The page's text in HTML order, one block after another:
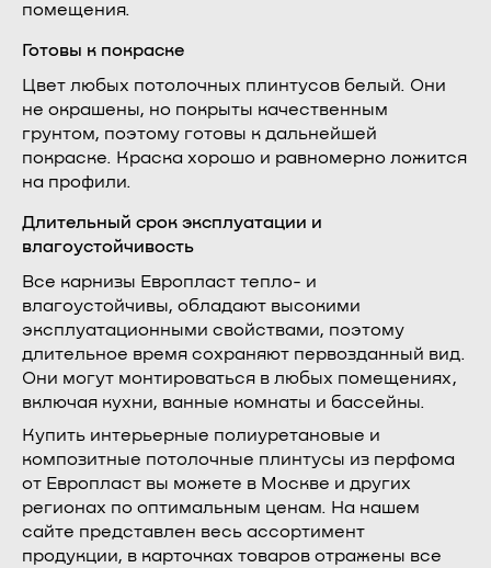
помещения.
Готовы к покраске
Цвет любых потолочных плинтусов белый. Они
не окрашены, но покрыты качественным
грунтом, поэтому готовы к дальнейшей
покраске. Краска хорошо и равномерно ложится
на профили.
Длительный срок эксплуатации и
влагоустойчивость
Все карнизы Европласт тепло- и
влагоустойчивы, обладают высокими
эксплуатационными свойствами, поэтому
длительное время сохраняют первозданный вид.
Они могут монтироваться в любых помещениях,
включая кухни, ванные комнаты и бассейны.
Купить интерьерные полиуретановые и
композитные потолочные плинтусы из перфома
от Европласт вы можете в Москве и других
регионах по оптимальным ценам. На нашем
сайте представлен весь ассортимент
продукции, в карточках товаров отражены все